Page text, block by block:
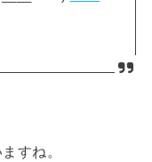
すね。